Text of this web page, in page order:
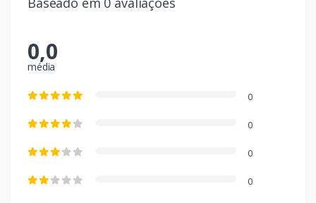
0,0
média
0
0
0
0